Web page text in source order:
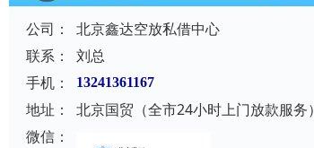
公司：
北京鑫达空放私借中心
联系：
刘总
手机：
13241361167
地址：
北京国贸（全市24小时上门放款服务）
微信：